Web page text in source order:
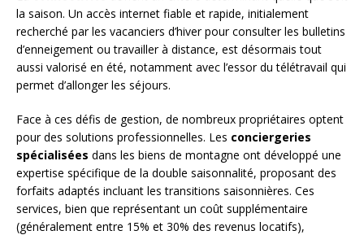
la saison. Un accès internet fiable et rapide, initialement
recherché par les vacanciers d’hiver pour consulter les bulletins
d’enneigement ou travailler à distance, est désormais tout
aussi valorisé en été, notamment avec l’essor du télétravail qui
permet d’allonger les séjours.
Face à ces défis de gestion, de nombreux propriétaires optent
pour des solutions professionnelles. Les conciergeries
spécialisées dans les biens de montagne ont développé une
expertise spécifique de la double saisonnalité, proposant des
forfaits adaptés incluant les transitions saisonnières. Ces
services, bien que représentant un coût supplémentaire
(généralement entre 15% et 30% des revenus locatifs),